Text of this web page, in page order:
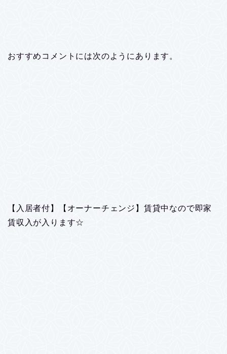
おすすめコメントには次のようにあります。
【入居者付】【オーナーチェンジ】賃貸中なので即家
賃収入が入ります☆